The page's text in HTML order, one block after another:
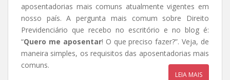
aposentadorias mais comuns atualmente vigentes em
nosso país. A pergunta mais comum sobre Direito
Previdenciário que recebo no escritório e no blog é:
“Quero me aposentar! O que preciso fazer?”. Veja, de
maneira simples, os requisitos das aposentadorias mais
comuns.
LEIA MAIS